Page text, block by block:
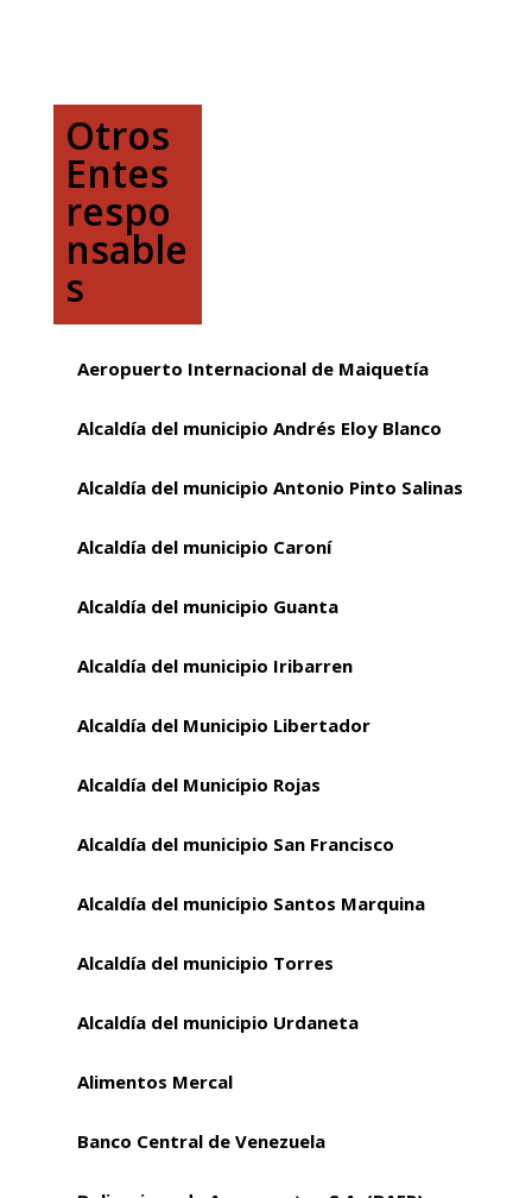
Otros
Entes
respo
nsable
s
Aeropuerto Internacional de Maiquetía
Alcaldía del municipio Andrés Eloy Blanco
Alcaldía del municipio Antonio Pinto Salinas
Alcaldía del municipio Caroní
Alcaldía del municipio Guanta
Alcaldía del municipio Iribarren
Alcaldía del Municipio Libertador
Alcaldía del Municipio Rojas
Alcaldía del municipio San Francisco
Alcaldía del municipio Santos Marquina
Alcaldía del municipio Torres
Alcaldía del municipio Urdaneta
Alimentos Mercal
Banco Central de Venezuela